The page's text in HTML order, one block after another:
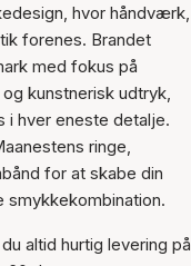
Varen er tilføjet til kurven
hvor håndværk,
forenes. Brandet
med fokus på
kunstnerisk udtryk,
i hver eneste detalje.
ringe,
for at skabe din
smykkekombination.
altid hurtig levering på